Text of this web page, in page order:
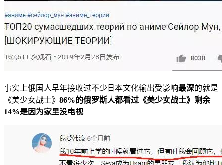
事实上俄国人早年接收过不少日本文化输出受影响最深的就是
《美少女战士》 86%的俄罗斯人都看过《美少女战士》剩余
14%是因为家里没电视